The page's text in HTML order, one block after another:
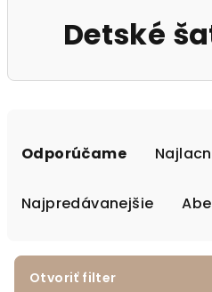
Detské
Odporúčame
Najpredávanejšie
Otvoriť filter